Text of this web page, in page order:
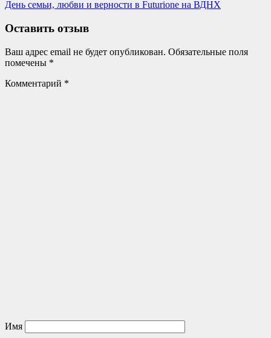
Next
День семьи, любви и верности в Futurione на ВДНХ
Оставить отзыв
Ваш адрес email не будет опубликован. Обязательные поля
помечены *
Комментарий *
Имя